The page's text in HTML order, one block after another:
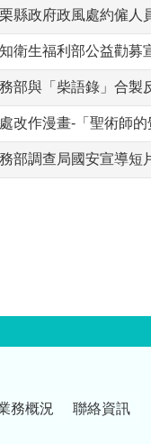
縣政府政風處約僱人
衛生福利部公益勸募
部與「柴語錄」合製
改作漫畫-「聖術師
部調查局國安宣導短
務概況 聯絡資訊